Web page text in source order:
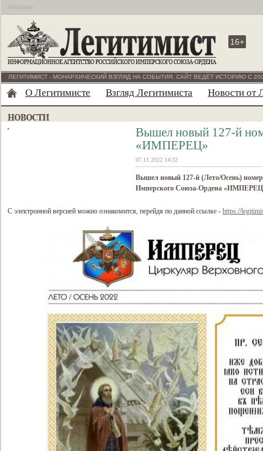
Бесплатно
16+
ЛЕГИТИМИСТ - МОНАРХИЧЕСКИЙ ВЗГЛЯД НА СОБЫТИЯ. САЙТ ВЕДЁТ ИСТОРИЮ С
О Легитимисте Взгляд Легитимиста Новости от
Вышел новый 127-й
«ИМПЕРЕЦ»
07.11.2022 14:32
Вышел новый 127-й (Лето/Осень) номер
Имперского Союза-Ордена
С электронной версией можно ознакомится, перейдя по данной ссылке - https://